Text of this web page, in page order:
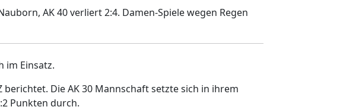
AK 40 verliert 2:4. Damen-Spiele wegen Regen
im Einsatz.
Die AK 30 Mannschaft setzte sich in ihrem
Punkten durch.